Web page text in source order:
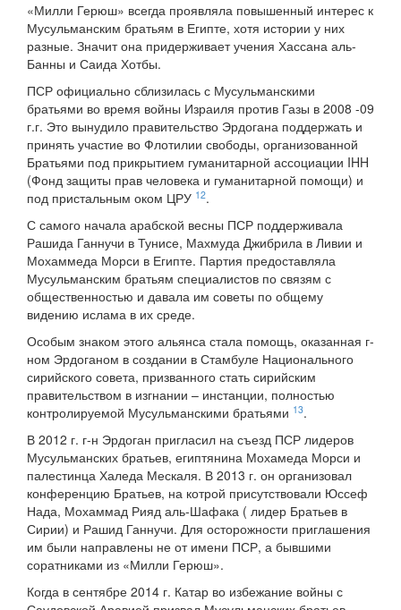
«Милли Герюш» всегда проявляла повышенный интерес к
Мусульманским братьям в Египте, хотя истории у них
разные. Значит она придерживает учения Хассана аль-
Банны и Саида Хотбы.
ПСР официально сблизилась с Мусульманскими
братьями во время войны Израиля против Газы в 2008 -09
г.г. Это вынудило правительство Эрдогана поддержать и
принять участие во Флотилии свободы, организованной
Братьями под прикрытием гуманитарной ассоциации IHH
(Фонд защиты прав человека и гуманитарной помощи) и
под пристальным оком ЦРУ 12.
С самого начала арабской весны ПСР поддерживала
Рашида Ганнучи в Тунисе, Махмуда Джибрила в Ливии и
Мохаммеда Морси в Египте. Партия предоставляла
Мусульманским братьям специалистов по связям с
общественностью и давала им советы по общему
видению ислама в их среде.
Особым знаком этого альянса стала помощь, оказанная г-
ном Эрдоганом в создании в Стамбуле Национального
сирийского совета, призванного стать сирийским
правительством в изгнании – инстанции, полностью
контролируемой Мусульманскими братьями 13.
В 2012 г. г-н Эрдоган пригласил на съезд ПСР лидеров
Мусульманских братьев, египтянина Мохамеда Морси и
палестинца Халеда Мескаля. В 2013 г. он организовал
конференцию Братьев, на котрой присутствовали Юссеф
Нада, Мохаммад Рияд аль-Шафака ( лидер Братьев в
Сирии) и Рашид Ганнучи. Для осторожности приглашения
им были направлены не от имени ПСР, а бывшими
соратниками из «Милли Герюш».
Когда в сентябре 2014 г. Катар во избежание войны с